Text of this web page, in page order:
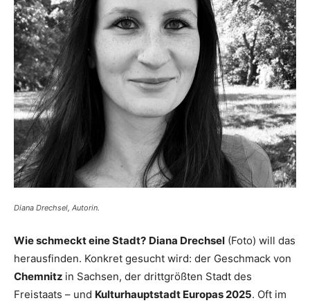
Diana Drechsel, Autorin.
Wie schmeckt eine Stadt? Diana Drechsel (Foto) will das
herausfinden. Konkret gesucht wird: der Geschmack von
Chemnitz in Sachsen, der drittgrößten Stadt des
Freistaats – und Kulturhauptstadt Europas 2025. Oft im